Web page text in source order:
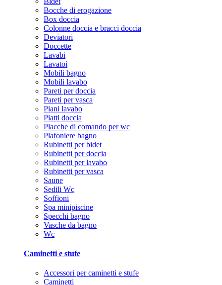
Bocche di erogazione
Box doccia
Colonne doccia e bracci doccia
Deviatori
Doccette
Lavabi
Lavatoi
Mobili bagno
Mobili lavabo
Pareti per doccia
Pareti per vasca
Piani lavabo
Piatti doccia
Placche di comando per wc
Plafoniere bagno
Rubinetti per bidet
Rubinetti per doccia
Rubinetti per lavabo
Rubinetti per vasca
Saune
Sedili Wc
Soffioni
Spa minipiscine
Specchi bagno
Vasche da bagno
Wc
Caminetti e stufe
Accessori per caminetti e stufe
Caminetti